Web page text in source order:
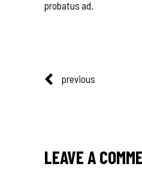
probatus ad.
previous
LEAVE A